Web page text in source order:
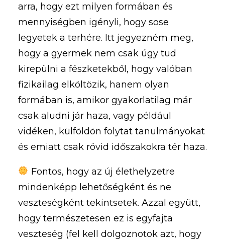
arra, hogy ezt milyen formában és
mennyiségben igényli, hogy sose
legyetek a terhére. Itt jegyezném meg,
hogy a gyermek nem csak úgy tud
kirepülni a fészketekből, hogy valóban
fizikailag elköltözik, hanem olyan
formában is, amikor gyakorlatilag már
csak aludni jár haza, vagy például
vidéken, külföldön folytat tanulmányokat
és emiatt csak rövid időszakokra tér haza.
Fontos, hogy az új élethelyzetre
mindenképp lehetőségként és ne
veszteségként tekintsetek. Azzal együtt,
hogy természetesen ez is egyfajta
veszteség (fel kell dolgoznotok azt, hogy